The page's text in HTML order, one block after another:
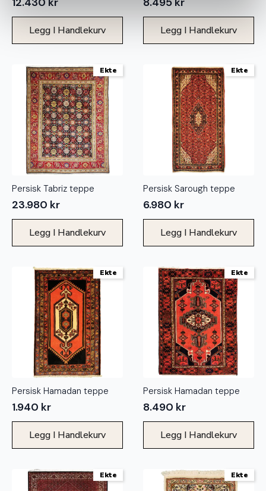
Legg I Handlekurv Legg I Handlekurv
Ekte
Persisk Tabriz teppe
23.980 kr
Legg I Handlekurv
Ekte
Persisk Sarough teppe
6.980 kr
Legg I Handlekurv
Ekte
Persisk Hamadan teppe
1.940 kr
Legg I Handlekurv
Ekte
Persisk Hamadan teppe
8.490 kr
Legg I Handlekurv
Ekte Ekte